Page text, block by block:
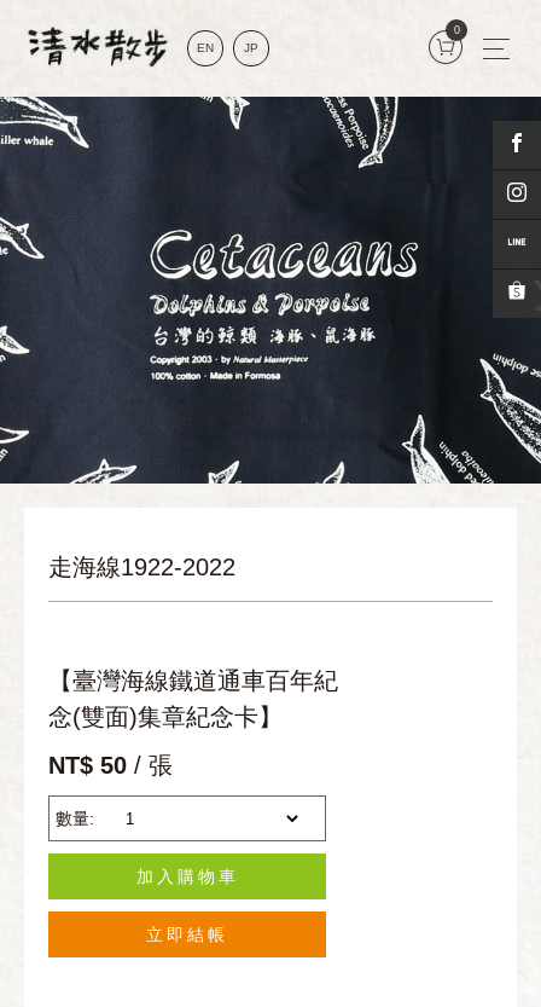
EN JP
0
走海線1922-2022
【臺灣海線鐵道通車百年紀
念(雙面)集章紀念卡】
NT$ 50 / 張
數量:
加入購物車
立即結帳